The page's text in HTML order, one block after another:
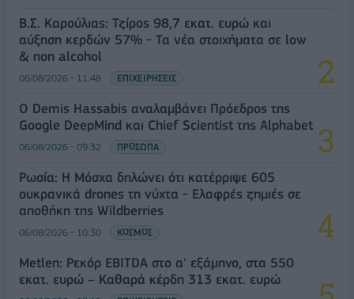
Β.Σ. Καρούλιας: Τζίρος 98,7 εκατ. ευρώ και
αύξηση κερδών 57% - Τα νέα στοιχήματα σε low
& non alcohol
06/08/2026 - 11:48 ΕΠΙΧΕΙΡΗΣΕΙΣ
Ο Demis Hassabis αναλαμβάνει Πρόεδρος της
Google DeepMind και Chief Scientist της Alphabet
06/08/2026 - 09:32 ΠΡΟΣΩΠΑ
Ρωσία: Η Μόσχα δηλώνει ότι κατέρριψε 605
ουκρανικά drones τη νύχτα - Ελαφρές ζημιές σε
αποθήκη της Wildberries
06/08/2026 - 10:30 ΚΟΣΜΟΣ
Metlen: Ρεκόρ EBITDA στο α' εξάμηνο, στα 550
εκατ. ευρώ – Καθαρά κέρδη 313 εκατ. ευρώ